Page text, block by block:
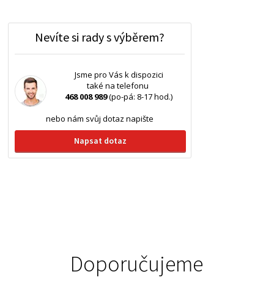
Nevíte si rady s výběrem?
Jsme pro Vás k dispozici
také na telefonu
468 008 989(po-pá: 8-17 hod.)
nebo nám svůj dotaz napište
Napsat dotaz
Doporučujeme